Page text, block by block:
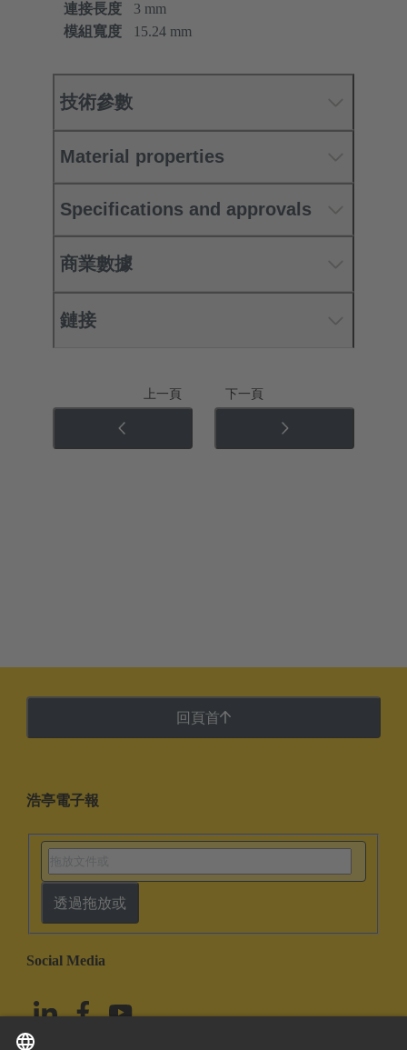
連接長度
3 mm
模組寬度
15.24 mm
技術參數
Material properties
Specifications and approvals
商業數據
鏈接
上一頁 下一頁
回頁首
浩亭電子報
透過拖放或
Social Media